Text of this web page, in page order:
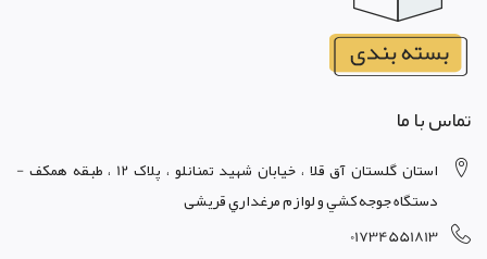
تماس با ما
استان گلستان آق قلا ، خيابان شهيد تمنانلو ، پلاک 12 ، طبقه همکف -
دستگاه جوجه کشي و لوازم مرغداري قریشی
01734551813